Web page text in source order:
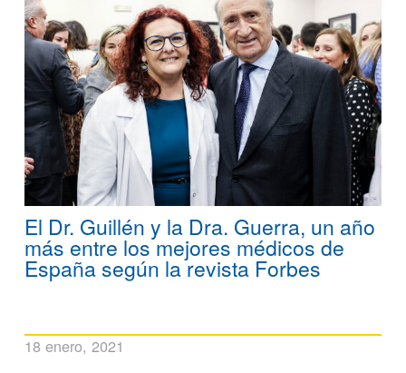
El Dr. Guillén y la Dra. Guerra, un año
más entre los mejores médicos de
España según la revista Forbes
18 enero, 2021